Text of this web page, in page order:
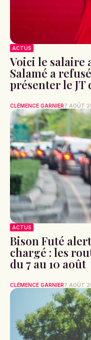
ACTUS
Voici le salaire
Salamé a
présenter le JT
CLÉMENCE GARNIER7 AOÛT
ACTUS
Bison Futé
chargé : les
du 7 au 10 août
CLÉMENCE GARNIER7 AOÛT